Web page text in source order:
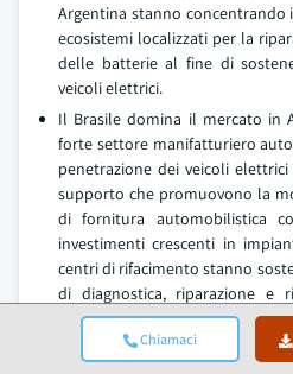
Chiamaci
Argentina stanno
ecosistemi localizzati per la
delle batterie al fine di
veicoli elettrici.
Il Brasile domina il mercato in
forte settore manifatturiero
penetrazione dei veicoli
supporto che promuovono la
di fornitura automobilistica
investimenti crescenti in
centri di rifacimento stanno
di diagnostica, riparazione e
incentivi governativi che
elettrici e lo sviluppo
ulteriormente accelerando la